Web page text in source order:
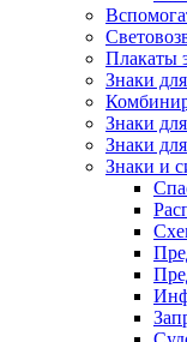
Плакаты
Знаки
Знаки
Знаки
Знаки и